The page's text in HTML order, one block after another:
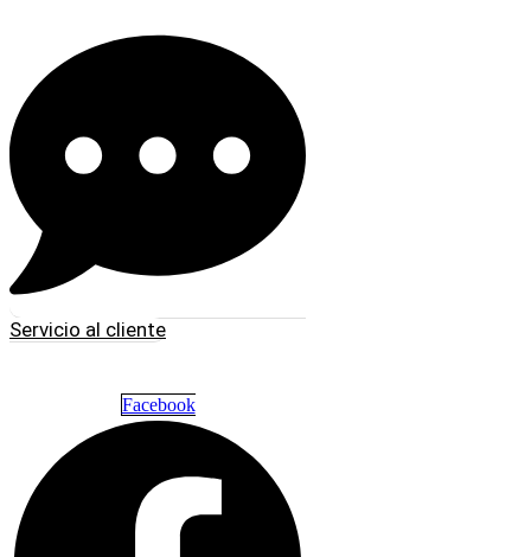
Servicio al cliente
Facebook